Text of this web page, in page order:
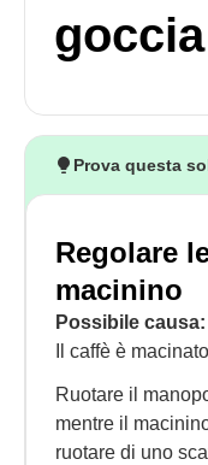
Prova questa
Regolare
macinino
Possibile causa:
Il caffè è
Ruotare il
mentre il
ruotare di uno